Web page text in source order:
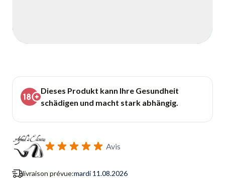
Dieses Produkt kann Ihre Gesundheit
schädigen und macht stark abhängig.
Avis
livraison prévue:mardi 11.08.2026